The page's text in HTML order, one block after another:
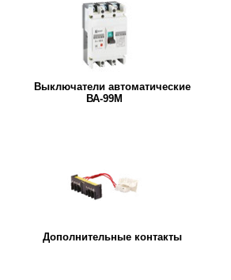
Выключатели автоматические
ВА-99М
Дополнительные контакты